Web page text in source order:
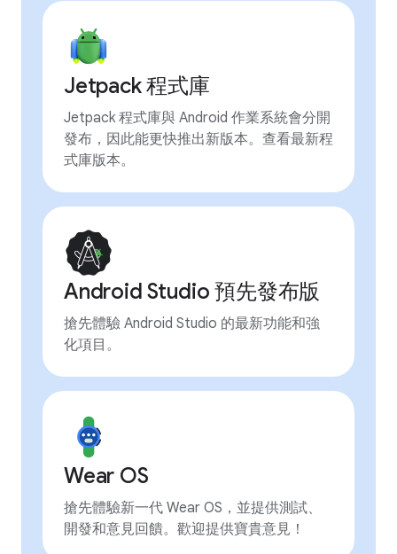
Jetpack 程式庫
Jetpack 程式庫與 Android 作業系統會分開
發布，因此能更快推出新版本。查看最新程
式庫版本。
Android Studio 預先發布版
搶先體驗 Android Studio 的最新功能和強
化項目。
Wear OS
搶先體驗新一代 Wear OS，並提供測試、
開發和意見回饋。歡迎提供寶貴意見！